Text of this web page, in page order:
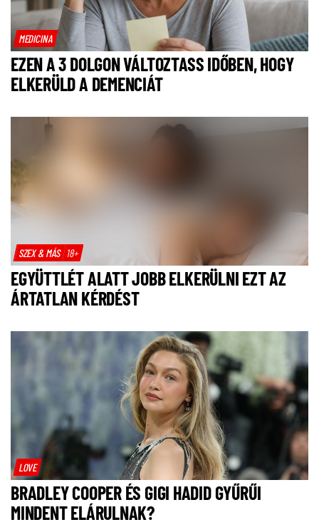
MEDICINA
EZEN A 3 DOLGON VÁLTOZTASS IDŐBEN, HOGY
ELKERÜLD A DEMENCIÁT
SZEX & MÁS 18+
EGYÜTTLÉT ALATT JOBB ELKERÜLNI EZT AZ
ÁRTATLAN KÉRDÉST
LOVE
BRADLEY COOPER ÉS GIGI HADID GYŰRŰI
MINDENT ELÁRULNAK?